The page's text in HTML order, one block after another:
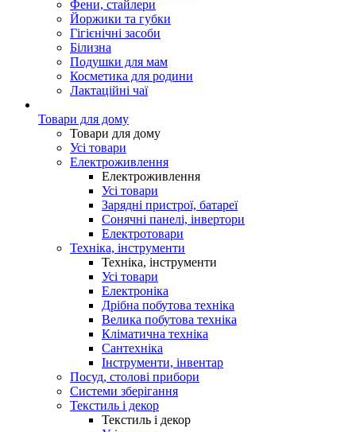
Фени, стайлери
Йоржики та губки
Гігієнічні засоби
Білизна
Подушки для мам
Косметика для родини
Лактаційні чаї
Товари для дому
Товари для дому
Усі товари
Електроживлення
Електроживлення
Усі товари
Зарядні пристрої, батареї
Сонячні панелі, інвертори
Електротовари
Техніка, інструменти
Техніка, інструменти
Усі товари
Електроніка
Дрібна побутова техніка
Велика побутова техніка
Кліматична техніка
Сантехніка
Інструменти, інвентар
Посуд, столові прибори
Системи зберігання
Текстиль і декор
Текстиль і декор